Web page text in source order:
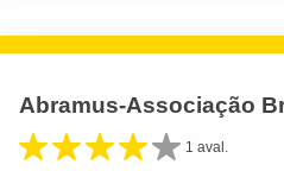
Abramus-Associação
1 aval.